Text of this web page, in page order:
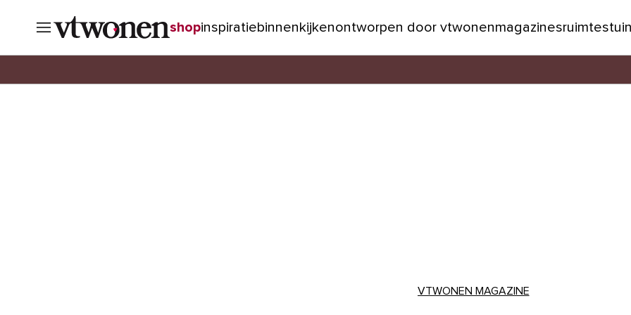
shopinspiratiebinnenkijkenontworpen door vtwonenmagazinesruimtestuin
VTWONEN MAGAZINE